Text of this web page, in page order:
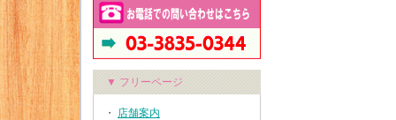
▼ フリーページ
・ 店舗案内